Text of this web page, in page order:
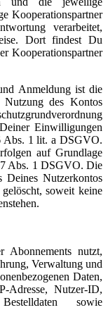
Kooperationspartner
verarbeitet,
Dort findest Du
Kooperationspartner
Anmeldung ist die
des Kontos
Einwilligungen
Abs. 1 lit. a DSGVO.
auf Grundlage
Abs. 1 DSGVO. Die
Deines Nutzerkontos
soweit keine
Abonnements nutzt,
Verwaltung und
Daten,
Adresse, Nutzer-ID,
sowie